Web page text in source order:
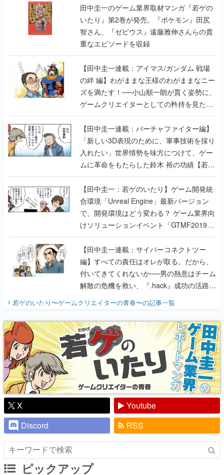
重なエピソードを収録
【田中圭一連載：アイマス/ガンダム 戦場
の絆 編】わがままな王様のわがままなニー
ズを満たす！──小山順一朗が貫く姿勢に、
ゲームクリエイターとしての矜持を見た
【若ゲのいたり最終回】
【田中圭一連載：バーチャファイター編】
「新しい3D表現のために、軍事技術を採り
入れたい」世界情勢を味方につけて、ゲー
ムに革命をもたらした鈴木 裕の功績【若ゲ
のいたり】
【田中圭一：若ゲのいたり】ゲーム開発統
合環境「Unreal Engine」最新バージョン
で、開発環境はどう変わる？ ゲーム業界向
けソリューションイベント「GTMF2019」
に行って、より理解を深めよう【PR】
【田中圭一連載：サイバーコネクトツー
編】すべての責任はオレが取る。だから、
付いてきてくれないか──男の熱意はチーム
解散の危機を救い、『.hack』成功の活路を
開く。業界の快男児・松山 洋に流れる血は
『少年ジャンプ』色だった【若ゲのいた
り】
若ゲのいたり〜ゲームクリエイターの青春〜の記事一覧
X
Youtube
Discord
RSS
ピックアップ
電ファミのいま読まれている記事ランキング
アプリセール情報